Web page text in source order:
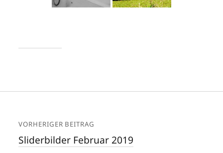
VORHERIGER BEITRAG
Sliderbilder Februar 2019